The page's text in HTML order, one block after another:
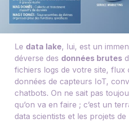
Le data lake, lui, est un
déverse des données brutes
fichiers logs de votre site, flux
données de capteurs IoT,
chatbots. On ne sait pas
qu’on va en faire ; c’est un
data scientists et les projets